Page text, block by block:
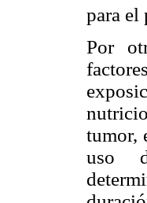
para el
Por
tumor,
uso